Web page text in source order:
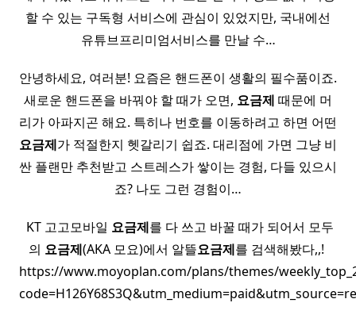
할 수 있는 구독형 서비스에 관심이 있었지만, 국내에선
유튜브프리미엄서비스를 만날 수…
안녕하세요, 여러분! 요즘은 핸드폰이 생활의 필수품이죠.
새로운 핸드폰을 바꿔야 할 때가 오면, 요금제 때문에 머
리가 아파지곤 해요. 특히나 번호를 이동하려고 하면 어떤
요금제가 적절한지 헷갈리기 쉽죠. 대리점에 가면 그냥 비
싼 플랜만 추천받고 스트레스가 쌓이는 경험, 다들 있으시
죠? 나도 그런 경험이…
​ KT 고고모바일 요금제를 다 쓰고 바꿀 때가 되어서 모두
의 요금제(AKA 모요)에서 알뜰요금제를 검색해봤다,,! ​
https://www.moyoplan.com/plans/themes/